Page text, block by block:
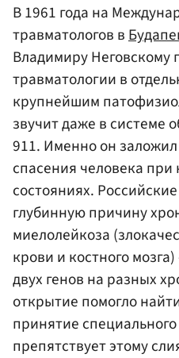
В 1961 года на
травматологов в
Владимиру
травматологии в
крупнейшим
звучит даже в системе
911. Именно он
спасения человека при
состояниях.
глубинную причину
миелолейкоза
крови и костного
двух генов на разных
открытие помогло
принятие
препятствует этому